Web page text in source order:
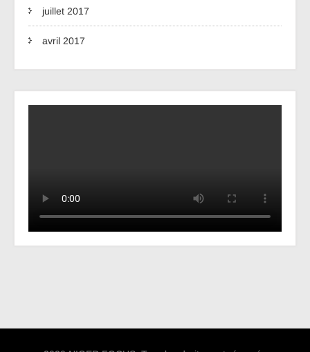
juillet 2017
avril 2017